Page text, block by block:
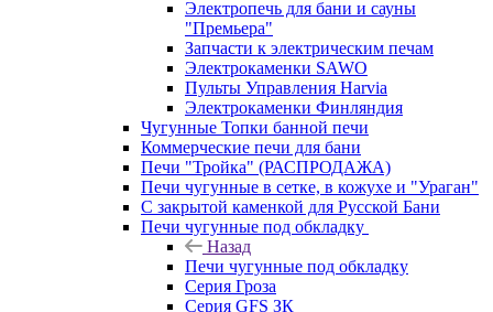
Электропечь для бани и сауны
"Премьера"
Запчасти к электрическим печам
Электрокаменки SAWO
Пульты Управления Harvia
Электрокаменки Финляндия
Чугунные Топки банной печи
Коммерческие печи для бани
Печи "Тройка" (РАСПРОДАЖА)
Печи чугунные в сетке, в кожухе и "Ураган"
С закрытой каменкой для Русской Бани
Печи чугунные под обкладку
Назад
Печи чугунные под обкладку
Серия Гроза
Серия GFS ЗК